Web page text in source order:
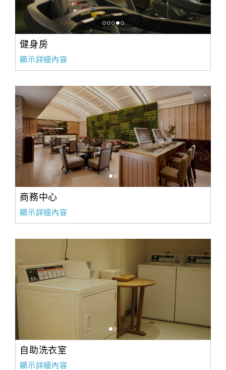
健身房
顯示詳細內容
商務中心
顯示詳細內容
自助洗衣室
顯示詳細內容